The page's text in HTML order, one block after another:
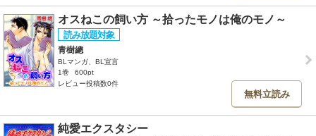
オスねこの飼い方 ～拾ったモノは俺のモノ～
青樹總
BLマンガ、BL宣言
1巻
600pt
レビュー投稿数0件
無料立読み
純愛エクスタシー